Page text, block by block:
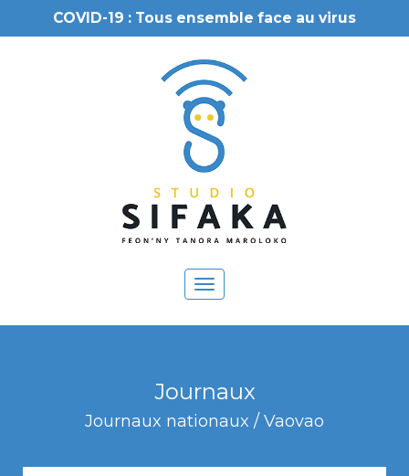
COVID-19 : Tous ensemble face au virus
Toggle
navigation
Journaux
Journaux nationaux / Vaovao